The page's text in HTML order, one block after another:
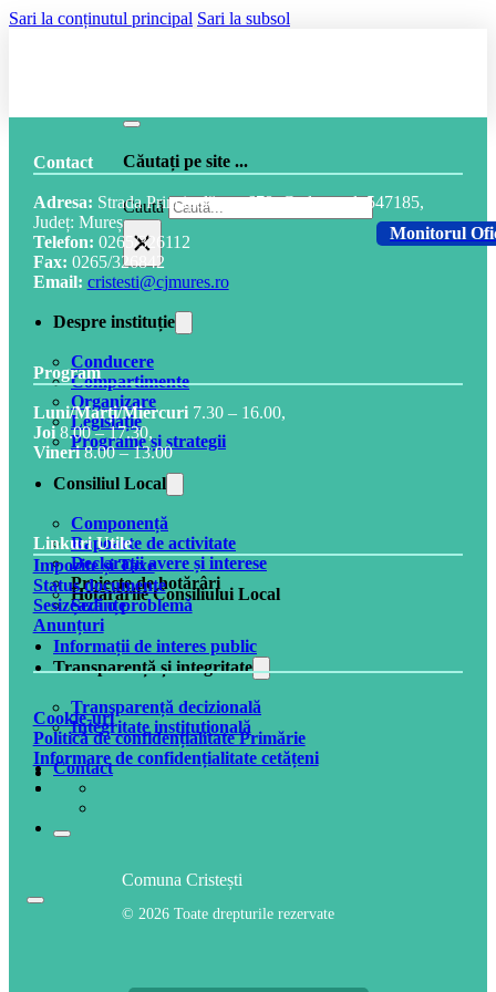
Sari la conținutul principal Sari la subsol
Căutați pe site ...
Caută
×
Despre instituție
Conducere
Compartimente
Organizare
Legislație
Programe și strategii
Consiliul Local
Componență
Rapoarte de activitate
Declarații avere și interese
Proiecte de hotărâri
Hotărârile Consiliului Local
Ședințe
Informații de interes public
Transparență și integritate
Transparență decizională
Integritate instituțională
Contact
Monitorul
Contact
Adresa: Strada Principală, nr. 678, Cod postal: 547185,
Județ: Mureș
Telefon: 0265/326112
Fax: 0265/326842
Email: cristesti@cjmures.ro
Program
Luni/Marți/Miercuri7.30 – 16.00,
Joi8.00 – 17.30,
Vineri8.00 – 13.00
Linkuri Utile
Impozite și Taxe
Status documente
Sesizează o problemă
Anunțuri
Comuna Cristești
© 2026 Toate drepturile rezervate
Cookie-uri
Politică de confidențialitate Primărie
Informare de confidențialitate cetățeni